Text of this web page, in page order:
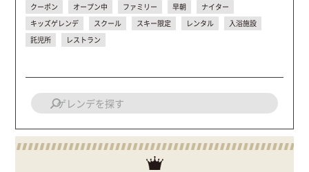
クーポン オープン中 ファミリー 早朝
ナイター
キッズゲレンデ
スクール スキー限定 レンタル
入浴施設
託児所
レストラン